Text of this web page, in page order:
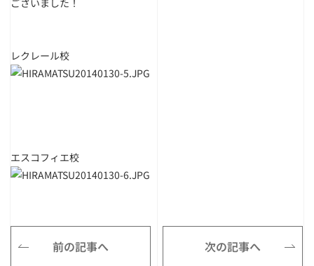
ございました！
レクレール校
エスコフィエ校
前の記事へ 次の記事へ